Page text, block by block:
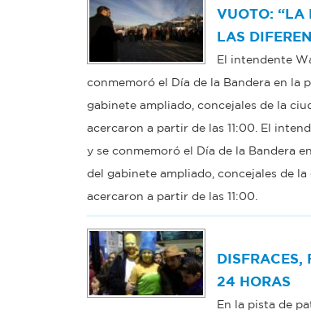
VUOTO: “LA
LAS
El intendente
conmemoró el Día de la Bandera en la
gabinete ampliado, concejales de la
acercaron a partir de las 11:00. El
y se conmemoró el Día de la Bandera
del gabinete ampliado, concejales de
acercaron a partir de las 11:00.
DISFRACES,
24 HORAS
En la pista de